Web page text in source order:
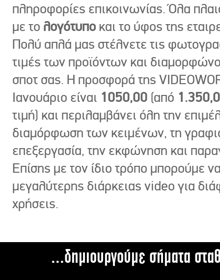
πληροφορίες επικοινωνίας. Όλα
με το λογότυπο και το ύφος της
Πολύ απλά μας στέλνετε τις
τιμές των προϊόντων και
σποτ σας. Η προσφορά της
Ιανουάριο είναι 1050,00 (από
τιμή) και περιλαμβάνει όλη την
διαμόρφωση των κειμένων, τη
επεξεργασία, την εκφώνηση και
Επίσης με τον ίδιο τρόπο μπορούμε
μεγαλύτερης διάρκειας video για
χρήσεις.
...δημιουργούμε σήματα